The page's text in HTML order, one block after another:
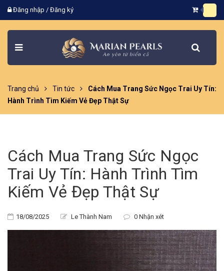
Đăng nhập / Đăng ký
Trang chủ Tin tức
Cách Mua Trang Sức Ngọc Trai Uy Tín:
Hành Trình Tìm Kiếm Vẻ Đẹp Thật Sự
Cách Mua Trang Sức Ngọc
Trai Uy Tín: Hành Trình Tìm
Kiếm Vẻ Đẹp Thật Sự
18/08/2025 Le Thành Nam 0 Nhận xét